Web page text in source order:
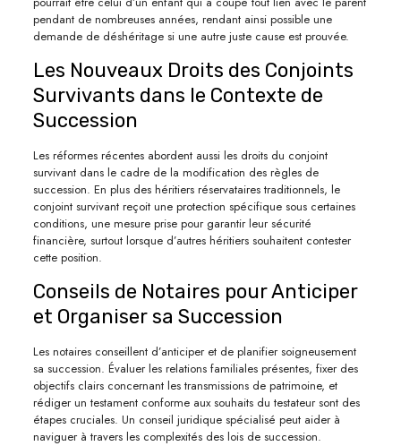
pendant de nombreuses années, rendant ainsi possible une
demande de déshéritage si une autre juste cause est prouvée.
Les Nouveaux Droits des Conjoints
Survivants dans le Contexte de
Succession
Les réformes récentes abordent aussi les droits du conjoint
survivant dans le cadre de la modification des règles de
succession. En plus des héritiers réservataires traditionnels, le
conjoint survivant reçoit une protection spécifique sous certaines
conditions, une mesure prise pour garantir leur sécurité
financière, surtout lorsque d’autres héritiers souhaitent contester
cette position.
Conseils de Notaires pour Anticiper
et Organiser sa Succession
Les notaires conseillent d’anticiper et de planifier soigneusement
sa succession. Évaluer les relations familiales présentes, fixer des
objectifs clairs concernant les transmissions de patrimoine, et
rédiger un testament conforme aux souhaits du testateur sont des
étapes cruciales. Un conseil juridique spécialisé peut aider à
naviguer à travers les complexités des lois de succession.